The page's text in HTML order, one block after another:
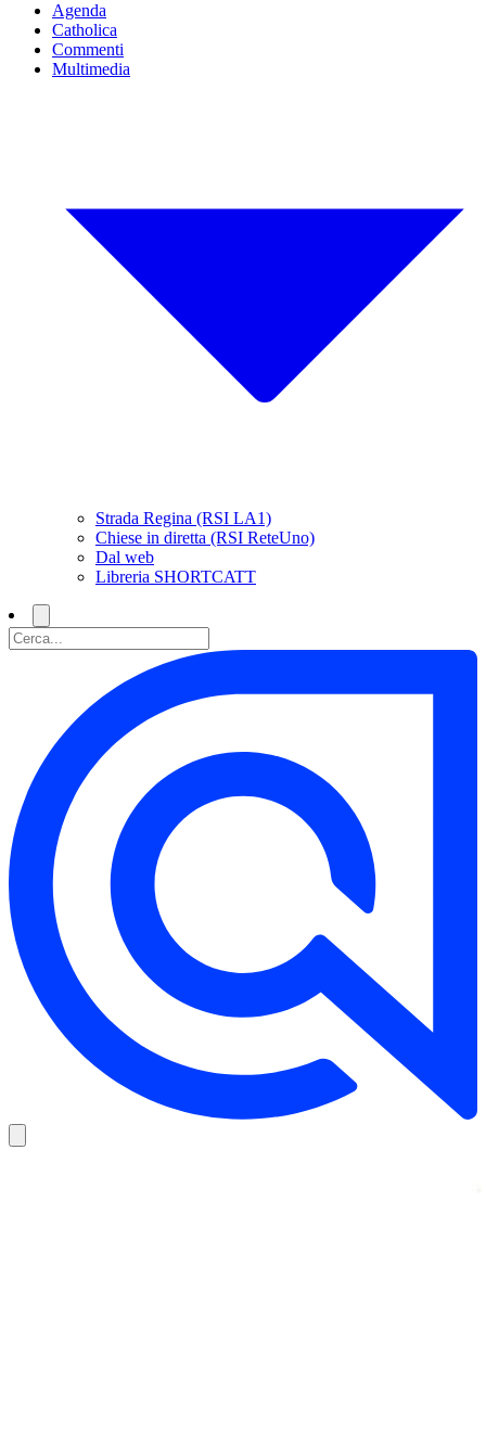
Agenda
Catholica
Commenti
Multimedia
Strada Regina (RSI LA1)
Chiese in diretta (RSI ReteUno)
Dal web
Libreria SHORTCATT